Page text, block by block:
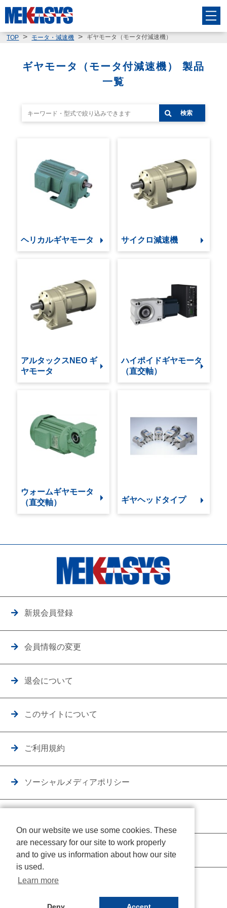
TOP モータ・減速機 ギヤモータ（モータ付減速機）
ギヤモータ（モータ付減速機） 製品
一覧
検索
ヘリカルギヤモータ サイクロ減速機
アルタックスNEO ギ
ヤモータ
ハイポイドギヤモータ
（直交軸）
ウォームギヤモータ
（直交軸）
ギヤヘッドタイプ
新規会員登録
会員情報の変更
退会について
このサイトについて
ご利用規約
ソーシャルメディアポリシー
クッキーポリシー
On our website we use some cookies. These
are necessary for our site to work properly
and to give us information about how our site
is used.
Learn more